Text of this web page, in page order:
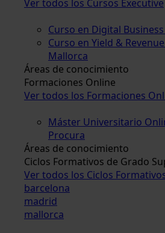
Ver todos los Cursos Executive
Curso en Digital
Curso en Yield &
Mallorca
Áreas de conocimiento
Formaciones Online
Ver todos los Formaciones
Máster Universitario
Procura
Áreas de conocimiento
Ciclos Formativos de Grado
Ver todos los Ciclos
barcelona
madrid
mallorca